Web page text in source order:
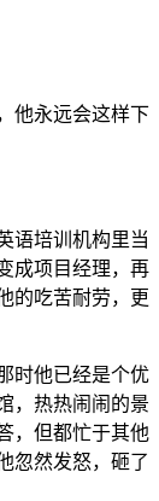
他永远会这样下
语培训机构里当
成项目经理，再
的吃苦耐劳，更
时他已经是个优
，热热闹闹的景
，但都忙于其他
忽然发怒，砸了